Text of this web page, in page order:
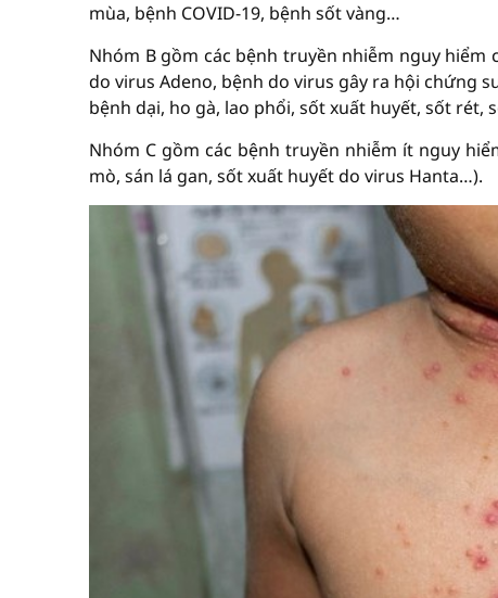
mùa, bệnh COVID-19, bệnh sốt vàng…
Nhóm B gồm các bệnh truyền nhiễm nguy
do virus Adeno, bệnh do virus gây ra hội chứng
bệnh dại, ho gà, lao phổi, sốt xuất huyết, sốt rét,
Nhóm C gồm các bệnh truyền nhiễm ít nguy
mò, sán lá gan, sốt xuất huyết do virus Hanta…).